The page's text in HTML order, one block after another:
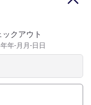
is your luxury hotel
hotel is in a
to venture a little
ックアウト
年-月月-日日